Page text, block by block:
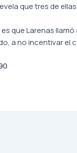
que tres de
que Larenas
a no incentivar el